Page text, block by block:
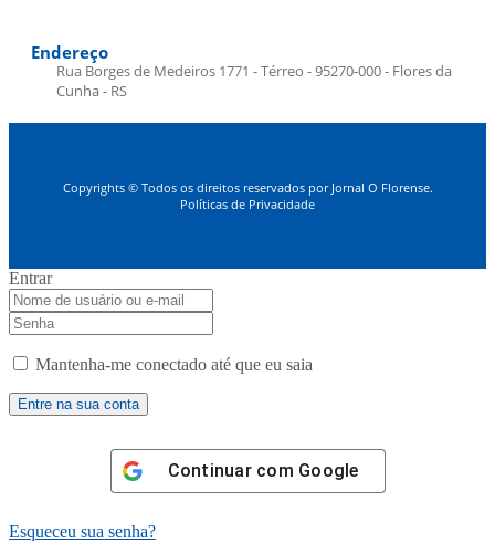
Endereço
Rua Borges de Medeiros 1771 - Térreo - 95270-000 - Flores da
Cunha - RS
Copyrights © Todos os direitos reservados por Jornal O Florense.
Políticas de Privacidade
Entrar
Mantenha-me conectado até que eu saia
Continuar com Google
Esqueceu sua senha?